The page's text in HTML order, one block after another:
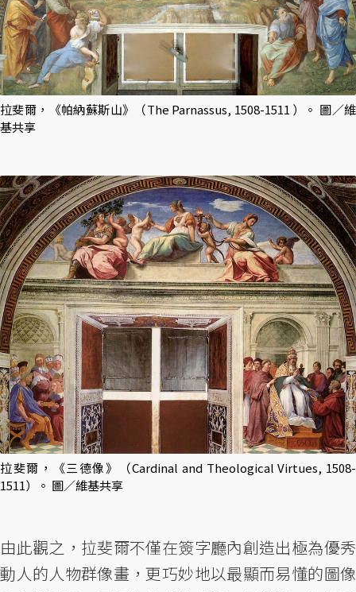
拉斐爾，《帕納蘇斯山》（The Parnassus, 1508-1511 ）。 圖／維
基共享
拉斐爾，《三德像》（Cardinal and Theological Virtues, 1508-
1511）。 圖／維基共享
由此觀之，拉斐爾不僅在簽字廳內創造出極為優秀
動人的人物群像畫，更巧妙地以最顯而易懂的圖像